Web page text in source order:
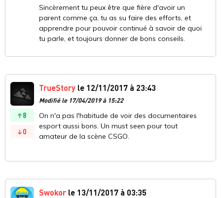
Sincèrement tu peux être que fière d'avoir un
parent comme ça, tu as su faire des efforts, et
apprendre pour pouvoir continué à savoir de quoi
tu parle, et toujours donner de bons conseils.
8
0
TrueStory le 12/11/2017 à 23:43
Modifié le 17/04/2019 à 15:22
On n'a pas l'habitude de voir des documentaires
esport aussi bons. Un must seen pour tout
amateur de la scène CSGO.
Swokor le 13/11/2017 à 03:35